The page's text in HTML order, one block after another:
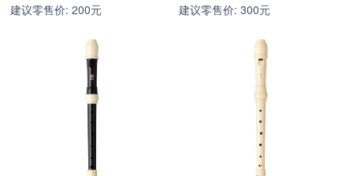
建议零售价: 200元 建议零售价: 300元